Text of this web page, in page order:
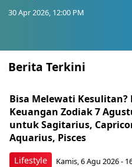
30 Apr 2026, 12:00 PM
Berita Terkini
Lifestyle
Bisa Melewati Kesulitan?
Keuangan Zodiak 7
untuk Sagitarius,
Aquarius, Pisces
Kamis, 6 Agu 2026 -